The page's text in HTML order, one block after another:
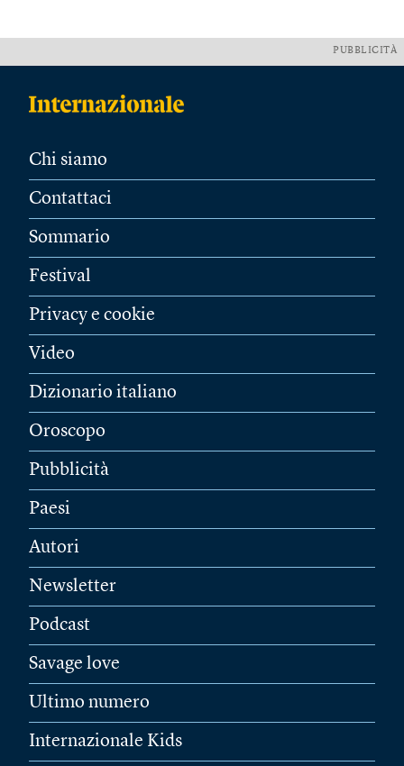
PUBBLICITÀ
Chi siamo
Contattaci
Sommario
Festival
Privacy e cookie
Video
Dizionario italiano
Oroscopo
Pubblicità
Paesi
Autori
Newsletter
Podcast
Savage love
Ultimo numero
Internazionale Kids